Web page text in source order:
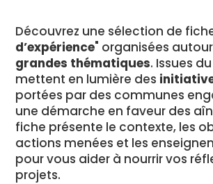
Découvrez une sélection de
d’expérience" organisées
grandes thématiques. Issues
mettent en lumière des
portées par des communes
une démarche en faveur des
fiche présente le contexte, les
actions menées et les
pour vous aider à nourrir vos
projets.